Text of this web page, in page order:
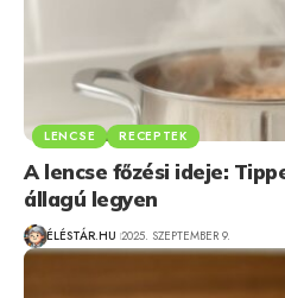
LENCSE RECEPTEK
A lencse főzési ideje:
állagú legyen
ÉLÉSTÁR.HU 2025. SZEPTEMBER 9.